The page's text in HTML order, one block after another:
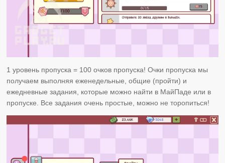
1 уровень пропуска = 100 очков пропуска! Очки пропуска мы
получаем выполняя еженедельные, общие (пройти) и
ежедневные задания, которые можно найти в МайПаде или в
пропуске. Все задания очень простые, можно не торопиться!